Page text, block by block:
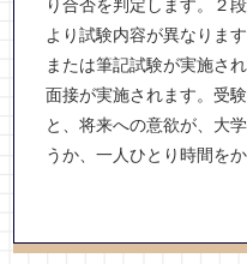
り合否を判定します。２
より試験内容が異なりま
または筆記試験が実施さ
面接が実施されます。受
と、将来への意欲が、大
うか、一人ひとり時間を